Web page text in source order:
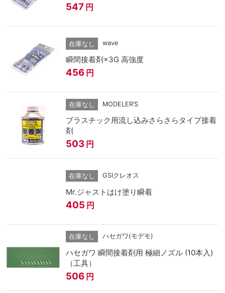
547 円
在庫なし wave
瞬間接着剤×3G 高強度
456 円
在庫なし MODELER’S
プラスチック用流し込みさらさらタイプ接着
剤
503 円
在庫なし GSIクレオス
Mr.ジャストはけ塗り瞬着
405 円
在庫なし ハセガワ(モデモ)
ハセガワ 瞬間接着剤用 極細ノズル (10本入)
（工具）
506 円